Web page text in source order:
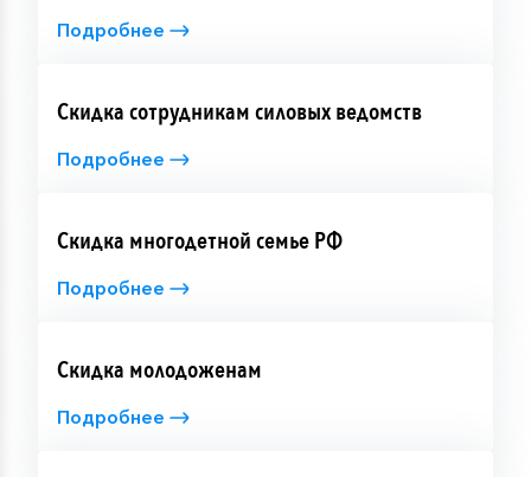
Подробнее
Скидка сотрудникам силовых ведомств
Подробнее
Скидка многодетной семье РФ
Подробнее
Скидка молодоженам
Подробнее